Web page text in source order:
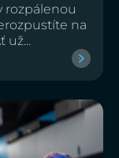
rozpálenou
na
už...